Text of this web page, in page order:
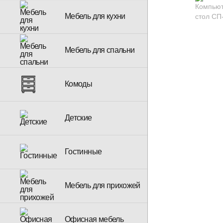
Мебель для кухни
Мебель для спальни
Комоды
Детские
Гостинные
Мебель для прихожей
Офисная мебель